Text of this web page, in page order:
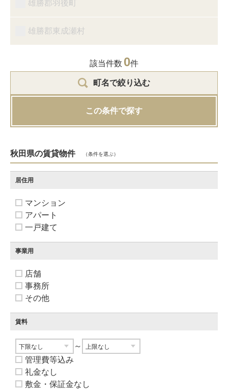
雄勝郡羽後町
雄勝郡東成瀬村
該当件数 0件
町名で絞り込む
この条件で探す
秋田県の賃貸物件 （条件を選ぶ）
居住用
マンション
アパート
一戸建て
事業用
店舗
事務所
その他
賃料
～
管理費等込み
礼金なし
敷金・保証金なし